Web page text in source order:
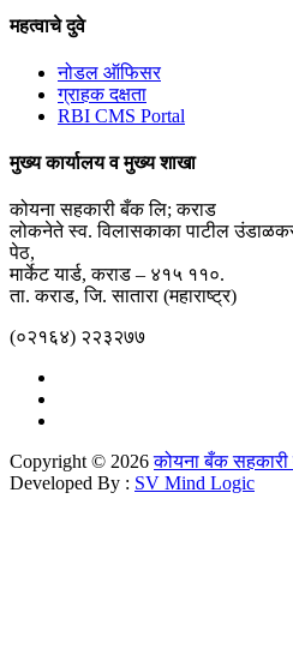
महत्वाचे दुवे
नोडल ऑफिसर
ग्राहक दक्षता
RBI CMS Portal
मुख्य कार्यालय व मुख्य शाखा
कोयना सहकारी बँक लि; कराड
लोकनेते स्व. विलासकाका पाटील
पेठ,
मार्केट यार्ड, कराड – ४१५ ११०.
ता. कराड, जि. सातारा (महाराष्ट्र)
(०२१६४) २२३२७७
Copyright © 2026कोयना बँक
Developed By : SV Mind Logic